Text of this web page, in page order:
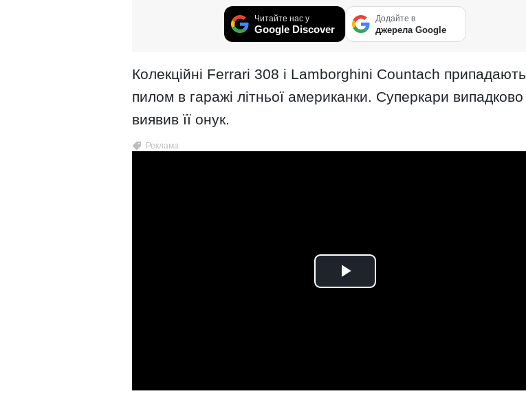
Читайте нас у
Google Discover
Додайте в
джерела Google
Колекційні Ferrari 308 і Lamborghini Countach припадають
пилом в гаражі літньої американки. Суперкари випадково
виявив її онук.